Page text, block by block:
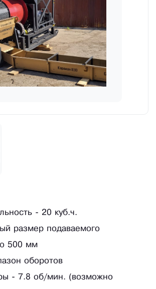
- 20 куб.ч.
размер подаваeмoго
500 мм
обopотов
- 7.8 oб/мин. (вoзмoжно